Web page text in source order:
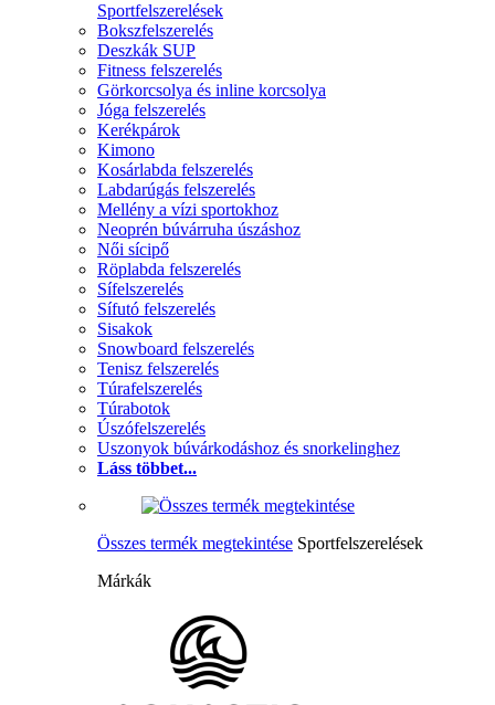
Sportfelszerelések
Bokszfelszerelés
Deszkák SUP
Fitness felszerelés
Görkorcsolya és inline korcsolya
Jóga felszerelés
Kerékpárok
Kimono
Kosárlabda felszerelés
Labdarúgás felszerelés
Mellény a vízi sportokhoz
Neoprén búvárruha úszáshoz
Női sícipő
Röplabda felszerelés
Sífelszerelés
Sífutó felszerelés
Sisakok
Snowboard felszerelés
Tenisz felszerelés
Túrafelszerelés
Túrabotok
Úszófelszerelés
Uszonyok búvárkodáshoz és snorkelinghez
Láss többet...
Összes termék megtekintése Sportfelszerelések
Márkák